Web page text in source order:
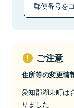
郵便番号を
ご注意
住所等の変更情
愛知郡湖東町は
りました